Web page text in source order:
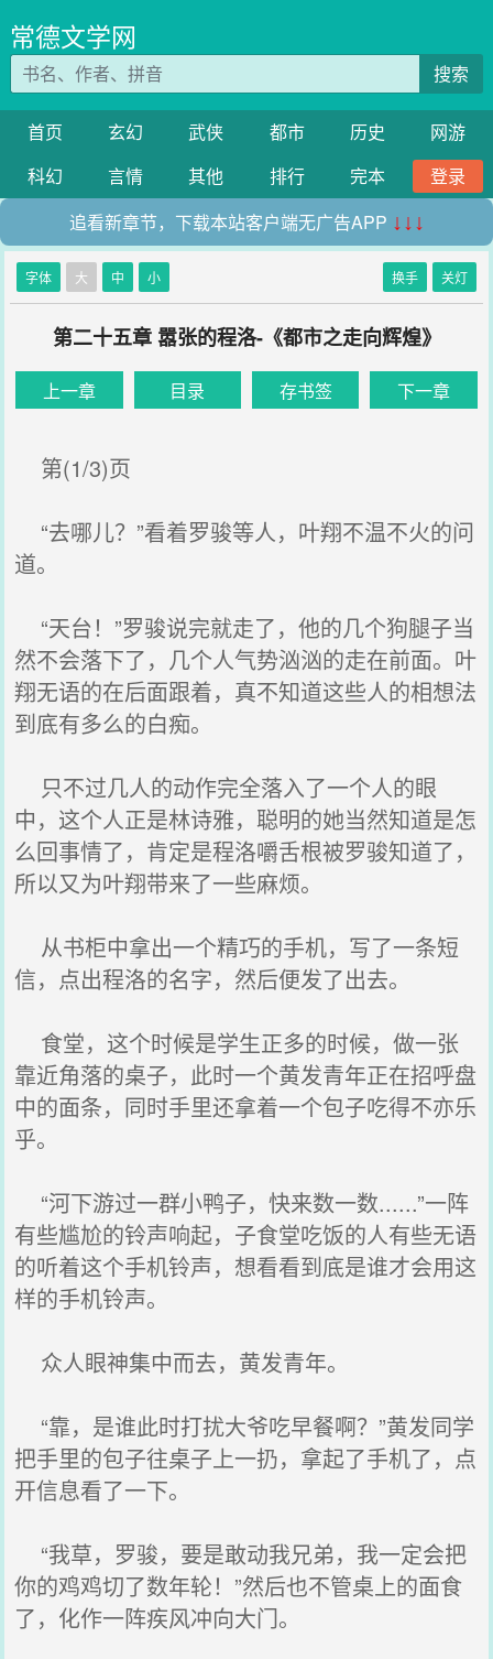
常德文学网
搜索
首页 玄幻 武侠 都市 历史
网游
科幻
言情 其他 排行 完本
登录
追看新章节，下载本站客户端无广告APP ↓↓↓
字体 大 中 小 换手 关灯
第二十五章 嚣张的程洛-《都市之走向辉煌》
上一章 目录 存书签 下一章
第(1/3)页
“去哪儿？”看着罗骏等人，叶翔不温不火的问
道。
“天台！”罗骏说完就走了，他的几个狗腿子当
然不会落下了，几个人气势汹汹的走在前面。叶
翔无语的在后面跟着，真不知道这些人的相想法
到底有多么的白痴。
只不过几人的动作完全落入了一个人的眼
中，这个人正是林诗雅，聪明的她当然知道是怎
么回事情了，肯定是程洛嚼舌根被罗骏知道了，
所以又为叶翔带来了一些麻烦。
从书柜中拿出一个精巧的手机，写了一条短
信，点出程洛的名字，然后便发了出去。
食堂，这个时候是学生正多的时候，做一张
靠近角落的桌子，此时一个黄发青年正在招呼盘
中的面条，同时手里还拿着一个包子吃得不亦乐
乎。
“河下游过一群小鸭子，快来数一数......”一阵
有些尴尬的铃声响起，子食堂吃饭的人有些无语
的听着这个手机铃声，想看看到底是谁才会用这
样的手机铃声。
众人眼神集中而去，黄发青年。
“靠，是谁此时打扰大爷吃早餐啊？”黄发同学
把手里的包子往桌子上一扔，拿起了手机了，点
开信息看了一下。
“我草，罗骏，要是敢动我兄弟，我一定会把
你的鸡鸡切了数年轮！”然后也不管桌上的面食
了，化作一阵疾风冲向大门。